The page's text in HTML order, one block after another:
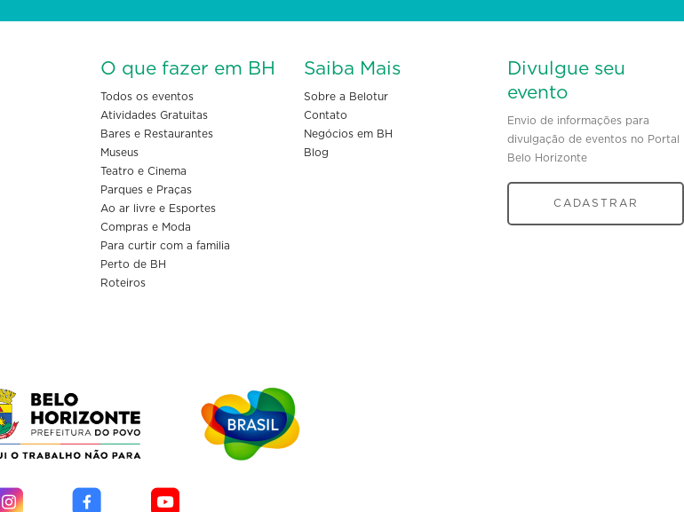
O que fazer em BH
Todos os eventos
Atividades Gratuitas
Bares e Restaurantes
Museus
Teatro e Cinema
Parques e Praças
Ao ar livre e Esportes
Compras e Moda
Para curtir com a familia
Perto de BH
Roteiros
Saiba Mais
Sobre a Belotur
Contato
Negócios em BH
Blog
Divulgue seu
evento
Envio de informações para
divulgação de eventos no Portal
Belo Horizonte
CADASTRAR